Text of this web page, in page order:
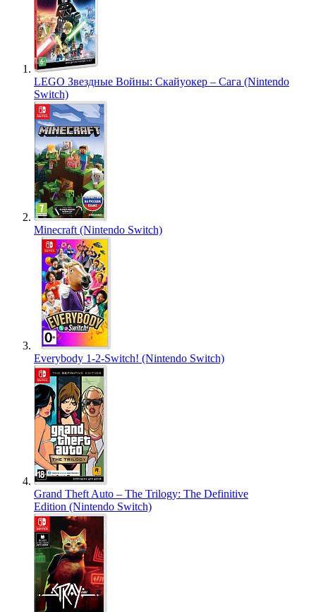
LEGO Звездные Войны: Скайуокер – Сага (Nintendo
Switch)
Minecraft (Nintendo Switch)
Everybody 1-2-Switch! (Nintendo Switch)
Grand Theft Auto – The Trilogy: The Definitive
Edition (Nintendo Switch)